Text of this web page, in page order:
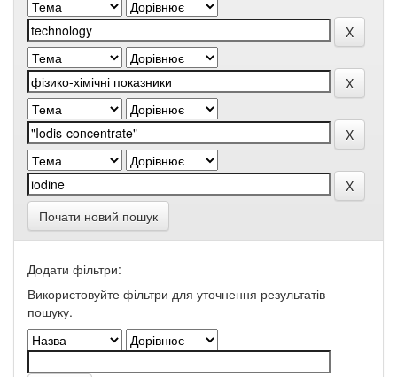
Почати новий пошук
Додати фільтри:
Використовуйте фільтри для уточнення результатів
пошуку.